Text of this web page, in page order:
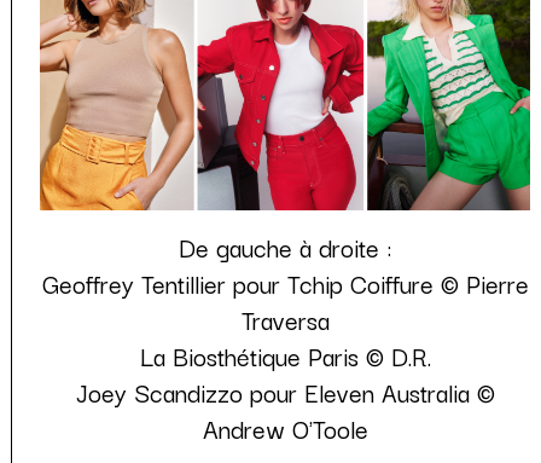
De gauche à droite :
Geoffrey Tentillier pour Tchip Coiffure © Pierre
Traversa
La Biosthétique Paris © D.R.
Joey Scandizzo pour Eleven Australia ©
Andrew O'Toole